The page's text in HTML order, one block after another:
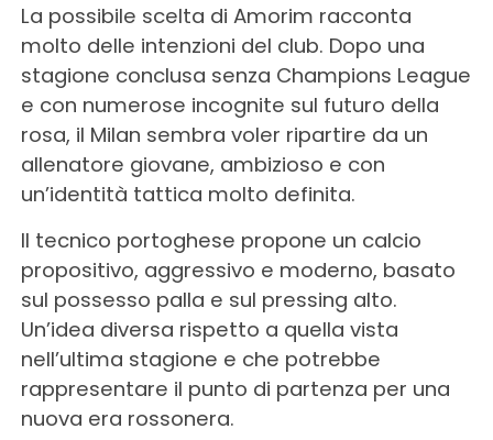
La possibile scelta di Amorim racconta
molto delle intenzioni del club. Dopo una
stagione conclusa senza Champions League
e con numerose incognite sul futuro della
rosa, il Milan sembra voler ripartire da un
allenatore giovane, ambizioso e con
un’identità tattica molto definita.
Il tecnico portoghese propone un calcio
propositivo, aggressivo e moderno, basato
sul possesso palla e sul pressing alto.
Un’idea diversa rispetto a quella vista
nell’ultima stagione e che potrebbe
rappresentare il punto di partenza per una
nuova era rossonera.